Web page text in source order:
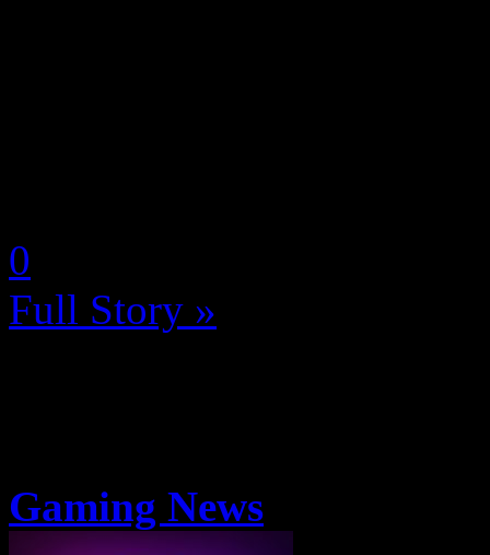
0
Full Story »
Gaming News